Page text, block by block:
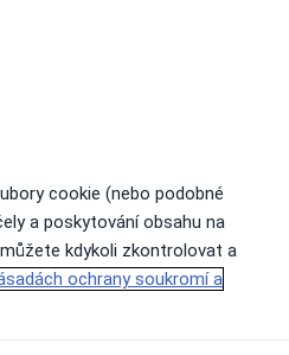
cookie (nebo podobné
a poskytování obsahu na
kdykoli zkontrolovat a
ochrany soukromí a